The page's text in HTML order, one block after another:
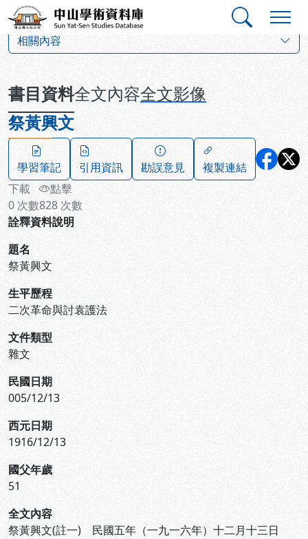
跳到主要內容
中山學術資料庫
相關內容
書目資料全文內容全文影像
祭黃興文
學習筆記 引用資訊 勘誤意見
複製連結
下載
0 次數
點擊
828 次數
詮釋資料說明
題名
祭黃興文
生平歷程
二次革命與討袁護法
文件類型
雜文
民國日期
005/12/13
西元日期
1916/12/13
國父年歲
51
全文內容
祭黃興文(註一) 民國五年（一九一六年）十二月十三日